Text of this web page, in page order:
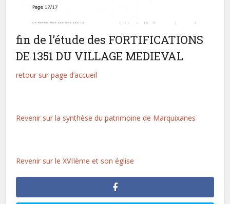
fin de l’étude des FORTIFICATIONS
DE 1351 DU VILLAGE MEDIEVAL
retour sur page d’accueil
Revenir sur la synthèse du patrimoine de Marquixanes
Revenir sur le XVIIème et son église